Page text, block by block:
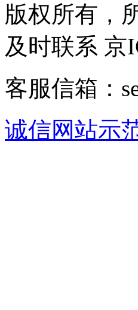
版权所有，
及时联系 京
客服信箱：
诚信网站示